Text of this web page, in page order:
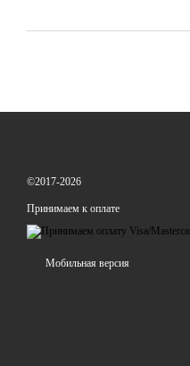
©2017-2026
Принимаем к оплате
Мобильная версия